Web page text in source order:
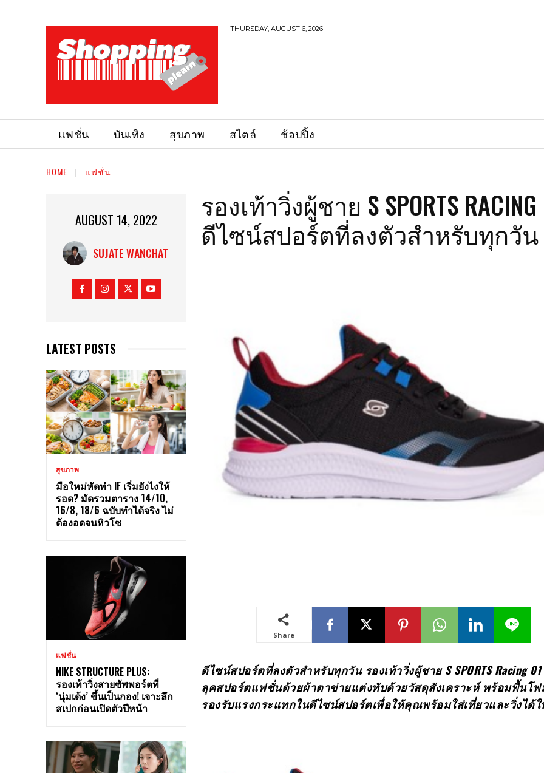
THURSDAY, AUGUST 6, 2026
แฟชั่น บันเทิง สุขภาพ สไตล์ ช้อปปิ้ง
HOME แฟชั่น
AUGUST 14, 2022
SUJATE WANCHAT
LATEST POSTS
สุขภาพ
มือใหม่หัดทำ IF เริ่มยังไงให้
รอด? มัดรวมตาราง 14/10,
16/8, 18/6 ฉบับทำได้จริง ไม่
ต้องอดจนหิวโซ
แฟชั่น
NIKE STRUCTURE PLUS:
รองเท้าวิ่งสายซัพพอร์ตที่
‘นุ่มเด้ง’ ขึ้นเป็นกอง! เจาะลึก
สเปกก่อนเปิดตัวปีหน้า
รองเท้าวิ่งผู้ชาย S SPORTS RACING
ดีไซน์สปอร์ตที่ลงตัวสำหรับทุกวัน
Share
ดีไซน์สปอร์ตที่ลงตัวสำหรับทุกวัน รองเท้าวิ่งผู้ชายS SPORTS Racing
ลุคสปอร์ตแฟชั่นด้วยผ้าตาข่ายแต่งทับด้วยวัสดุสังเคราะห์ พร้อมพื้นโ
รองรับแรงกระแทกในดีไซน์สปอร์ตเพื่อให้คุณพร้อมใส่เที่ยวและวิ่งได้ใ